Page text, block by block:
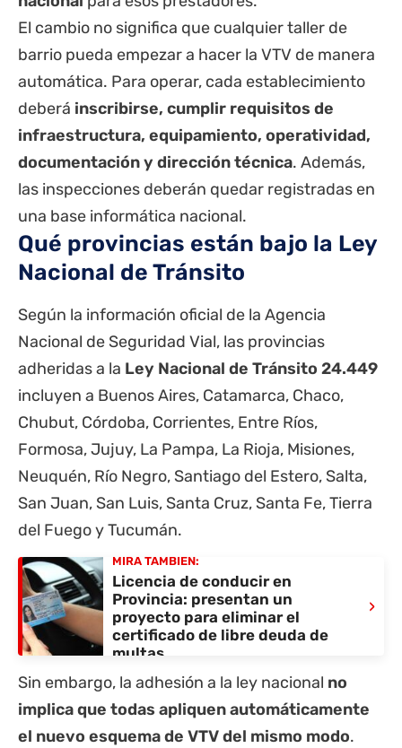
El cambio no significa que cualquier taller de
barrio pueda empezar a hacer la VTV de manera
automática. Para operar, cada establecimiento
deberá inscribirse, cumplir requisitos de
infraestructura, equipamiento, operatividad,
documentación y dirección técnica. Además,
las inspecciones deberán quedar registradas en
una base informática nacional.
Qué provincias están bajo la Ley
Nacional de Tránsito
Según la información oficial de la Agencia
Nacional de Seguridad Vial, las provincias
adheridas a la Ley Nacional de Tránsito 24.449
incluyen a Buenos Aires, Catamarca, Chaco,
Chubut, Córdoba, Corrientes, Entre Ríos,
Formosa, Jujuy, La Pampa, La Rioja, Misiones,
Neuquén, Río Negro, Santiago del Estero, Salta,
San Juan, San Luis, Santa Cruz, Santa Fe, Tierra
del Fuego y Tucumán.
MIRÁ TAMBIÉN:
Licencia de conducir en
Provincia: presentan un
proyecto para eliminar el
certificado de libre deuda de
multas
›
Sin embargo, la adhesión a la ley nacional no
implica que todas apliquen automáticamente
el nuevo esquema de VTV del mismo modo.